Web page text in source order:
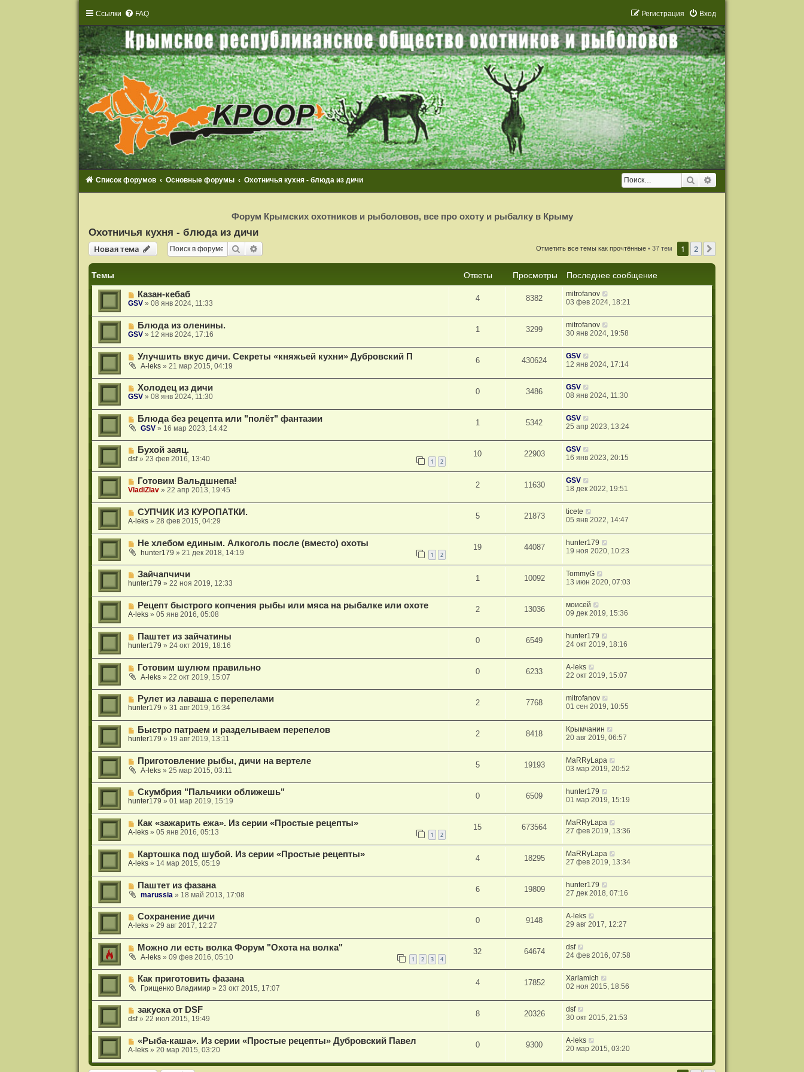
Ссылки FAQ Вход
Регистрация
Поиск
Список форумов Основные форумы Охотничья кухня - блюда из дичи
и
с
т
р
а
ц
и
я
Форум Крымских охотников и рыболовов, все про охоту и рыбалку в Крыму
Охотничья кухня - блюда из дичи
Новая тема
Новаятема Поиск Отметить все темы как прочтённые • 37 тем 1 2
Темы Ответы Просмотры
Последнее сообщение
Казан-кебаб
GSV» 08 янв 2024, 11:33
4 8382
mitrofanov
03 фев 2024, 18:21
Блюда из оленины.
GSV» 12 янв 2024, 17:16
1 3299
mitrofanov
30 янв 2024, 19:58
Улучшить вкус дичи. Секреты «княжьей кухни» Дубровский П
A-leks» 21 мар 2015, 04:19
6 430624
GSV
12 янв 2024, 17:14
Холодец из дичи
GSV» 08 янв 2024, 11:30
0 3486
GSV
08 янв 2024, 11:30
Блюда без рецепта или "полёт" фантазии
GSV» 16 мар 2023, 14:42
1 5342
GSV
25 апр 2023, 13:24
Бухой заяц.
dsf» 23 фев 2016, 13:40 1 2
10 22903
GSV
16 янв 2023, 20:15
Готовим Вальдшнепа!
VladiZlav» 22 апр 2013, 19:45
2 11630
GSV
18 дек 2022, 19:51
СУПЧИК ИЗ КУРОПАТКИ.
A-leks» 28 фев 2015, 04:29
5 21873
ticete
05 янв 2022, 14:47
Не хлебом единым. Алкоголь после (вместо) охоты
hunter179 » 21 дек 2018, 14:19 1 2
19 44087
hunter179
19 ноя 2020, 10:23
Зайчапчичи
hunter179 » 22 ноя 2019, 12:33
1 10092
TommyG
13 июн 2020, 07:03
Рецепт быстрого копчения рыбы или мяса на рыбалке или охоте
A-leks» 05 янв 2016, 05:08
2 13036
моисей
09 дек 2019, 15:36
Паштет из зайчатины
hunter179 » 24 окт 2019, 18:16
0 6549
hunter179
24 окт 2019, 18:16
Готовим шулюм правильно
A-leks» 22 окт 2019, 15:07
0 6233
A-leks
22 окт 2019, 15:07
Рулет из лаваша с перепелами
hunter179 » 31 авг 2019, 16:34
2 7768
mitrofanov
01 сен 2019, 10:55
Быстро патраем и разделываем перепелов
hunter179 » 19 авг 2019, 13:11
2 8418
Крымчанин
20 авг 2019, 06:57
Приготовление рыбы, дичи на вертеле
A-leks» 25 мар 2015, 03:11
5 19193
MaRRyLapa
03 мар 2019, 20:52
Скумбрия "Пальчики оближешь"
hunter179 » 01 мар 2019, 15:19
0 6509
hunter179
01 мар 2019, 15:19
Как «зажарить ежа». Из серии «Простые рецепты»
A-leks» 05 янв 2016, 05:13 1 2
15 673564
MaRRyLapa
27 фев 2019, 13:36
Картошка под шубой. Из серии «Простые рецепты»
A-leks» 14 мар 2015, 05:19
4 18295
MaRRyLapa
27 фев 2019, 13:34
Паштет из фазана
marussia » 18 май 2013, 17:08
6 19809
hunter179
27 дек 2018, 07:16
Сохранение дичи
A-leks» 29 авг 2017, 12:27
0 9148
A-leks
29 авг 2017, 12:27
Можно ли есть волка Форум "Охота на волка"
A-leks» 09 фев 2016, 05:10 1 2 3 4
32 64674
dsf
24 фев 2016, 07:58
Как приготовить фазана
Грищенко Владимир» 23 окт 2015, 17:07
4 17852
Xarlamich
02 ноя 2015, 18:56
закуска от DSF
dsf» 22 июл 2015, 19:49
8 20326
dsf
30 окт 2015, 21:53
«Рыба-каша». Из серии «Простые рецепты» Дубровский Павел
A-leks» 20 мар 2015, 03:20
0 9300
A-leks
20 мар 2015, 03:20